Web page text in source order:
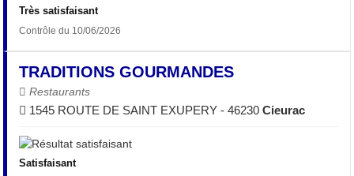
Très satisfaisant
Contrôle du 10/06/2026
TRADITIONS GOURMANDES
Restaurants
1545 ROUTE DE SAINT EXUPERY - 46230Cieurac
Satisfaisant